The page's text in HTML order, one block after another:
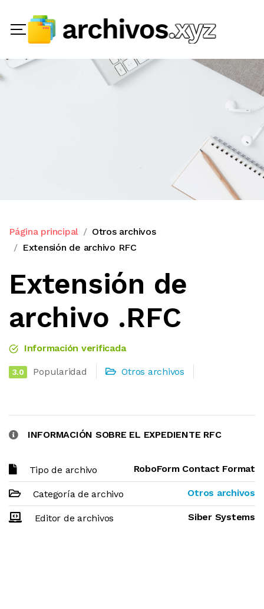
Página principal
Otros archivos
Extensión de archivo RFC
Extensión de
archivo .RFC
Información verificada
3.0 Popularidad Otros archivos
INFORMACIÓN SOBRE EL EXPEDIENTE RFC
Tipo de archivo RoboForm Contact Format
Categoría de archivo Otros archivos
Editor de archivos Siber Systems